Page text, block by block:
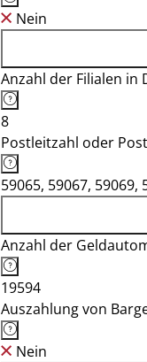
Nein
Anzahl der Filialen in
8
Postleitzahl oder
59065, 59067, 59069,
Anzahl der
19594
Auszahlung von
Nein